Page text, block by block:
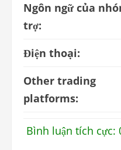
Ngôn ngữ của
trợ:
Điện thoại:
Other trading
platforms:
Bình luận tích cực: